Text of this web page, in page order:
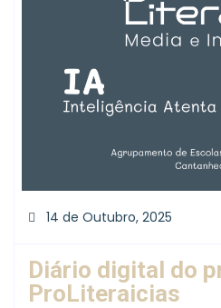
14 de Outubro, 2025
Diário digital do
ProLiteraicias